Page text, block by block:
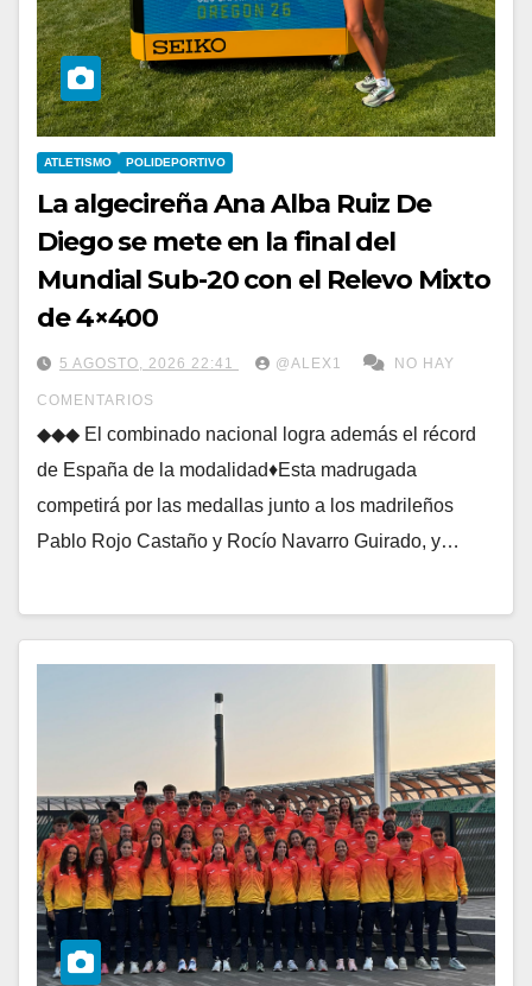
ATLETISMO POLIDEPORTIVO
La algecireña Ana Alba Ruiz De
Diego se mete en la final del
Mundial Sub-20 con el Relevo Mixto
de 4×400
5 AGOSTO, 2026 22:41 @ALEX1 NO HAY
COMENTARIOS
◆◆◆ El combinado nacional logra además el récord
de España de la modalidad♦Esta madrugada
competirá por las medallas junto a los madrileños
Pablo Rojo Castaño y Rocío Navarro Guirado, y…